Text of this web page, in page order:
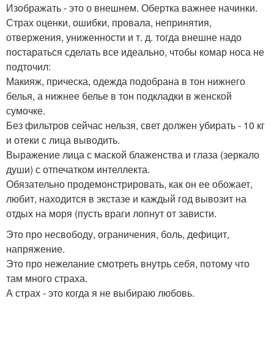
Изображать - это о внешнем. Обертка важнее начинки.
Страх оценки, ошибки, провала, непринятия,
отвержения, униженности и т. д. тогда внешне надо
постараться сделать все идеально, чтобы комар носа не
подточил:
Макияж, прическа, одежда подобрана в тон нижнего
белья, а нижнее белье в тон подкладки в женской
сумочке.
Без фильтров сейчас нельзя, свет должен убирать - 10 кг
и отеки с лица выводить.
Выражение лица с маской блаженства и глаза (зеркало
души) с отпечатком интеллекта.
Обязательно продемонстрировать, как он ее обожает,
любит, находится в экстазе и каждый год вывозит на
отдых на моря (пусть враги лопнут от зависти.
Это про несвободу, ограничения, боль, дефицит,
напряжение.
Это про нежелание смотреть внутрь себя, потому что
там много страха.
А страх - это когда я не выбираю любовь.